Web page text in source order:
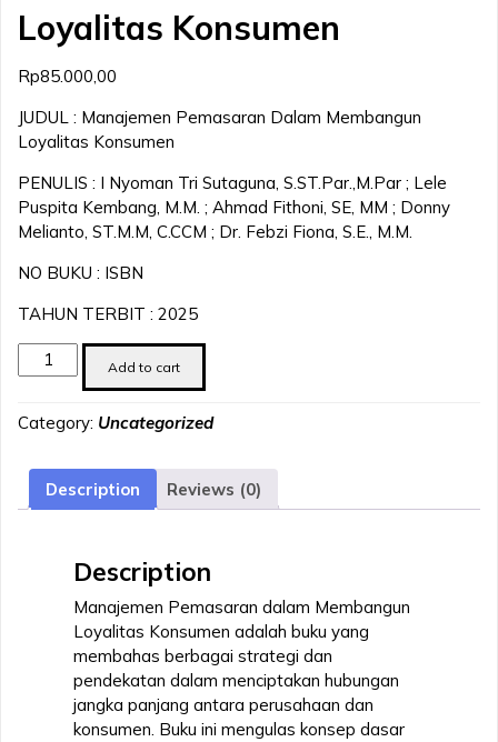
Loyalitas Konsumen
Rp85.000,00
JUDUL : Manajemen Pemasaran Dalam Membangun
Loyalitas Konsumen
PENULIS : I Nyoman Tri Sutaguna, S.ST.Par.,M.Par ; Lele
Puspita Kembang, M.M. ; Ahmad Fithoni, SE, MM ; Donny
Melianto, ST.M.M, C.CCM ; Dr. Febzi Fiona, S.E., M.M.
NO BUKU : ISBN
TAHUN TERBIT : 2025
Manajemen
Pemasaran
Membangun
Konsumen
quantity
Add to cart
Category: Uncategorized
Description Reviews (0)
Description
Manajemen Pemasaran dalam Membangun
Loyalitas Konsumen adalah buku yang
membahas berbagai strategi dan
pendekatan dalam menciptakan hubungan
jangka panjang antara perusahaan dan
konsumen. Buku ini mengulas konsep dasar